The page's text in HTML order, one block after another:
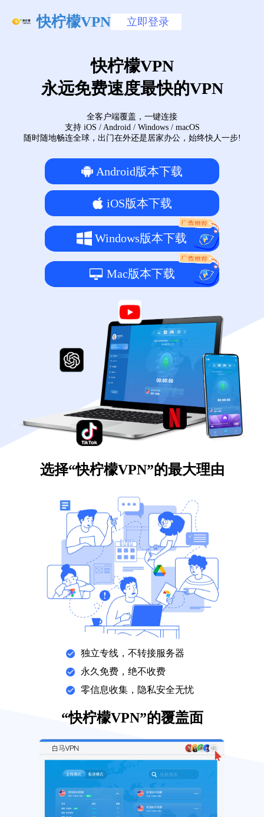
快柠檬VPN 立即登录
快柠檬VPN
永远免费速度最快的VPN
全客户端覆盖，一键连接
支持 iOS / Android / Windows / macOS
随时随地畅连全球，出门在外还是居家办公，始终快人一步!
Android版本下载
iOS版本下载
Windows版本下载
Mac版本下载
选择“快柠檬VPN”的最大理由
独立专线，不转接服务器
永久免费，绝不收费
零信息收集，隐私安全无忧
“快柠檬VPN”的覆盖面